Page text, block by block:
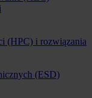
(HPC) i rozwiązania
(ESD)